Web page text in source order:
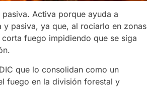
Activa porque ayuda a
pasiva, ya que, al rociarlo en zonas
fuego impidiendo que se siga
que lo consolidan como un
fuego en la división forestal y